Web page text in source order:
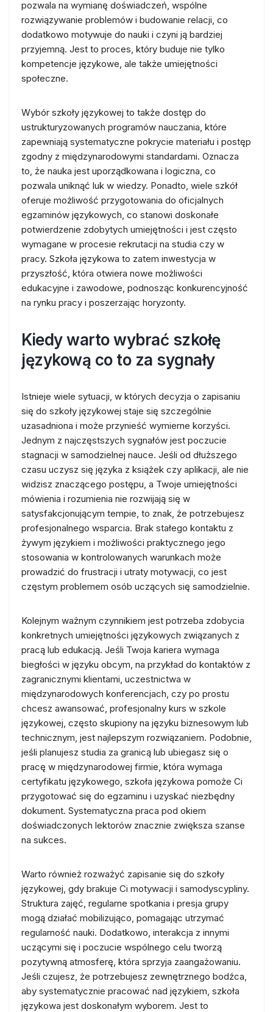
pozwala na wymianę doświadczeń, wspólne
rozwiązywanie problemów i budowanie relacji, co
dodatkowo motywuje do nauki i czyni ją bardziej
przyjemną. Jest to proces, który buduje nie tylko
kompetencje językowe, ale także umiejętności
społeczne.
Wybór szkoły językowej to także dostęp do
ustrukturyzowanych programów nauczania, które
zapewniają systematyczne pokrycie materiału i postęp
zgodny z międzynarodowymi standardami. Oznacza
to, że nauka jest uporządkowana i logiczna, co
pozwala uniknąć luk w wiedzy. Ponadto, wiele szkół
oferuje możliwość przygotowania do oficjalnych
egzaminów językowych, co stanowi doskonałe
potwierdzenie zdobytych umiejętności i jest często
wymagane w procesie rekrutacji na studia czy w
pracy. Szkoła językowa to zatem inwestycja w
przyszłość, która otwiera nowe możliwości
edukacyjne i zawodowe, podnosząc konkurencyjność
na rynku pracy i poszerzając horyzonty.
Kiedy warto wybrać szkołę
językową co to za sygnały
Istnieje wiele sytuacji, w których decyzja o zapisaniu
się do szkoły językowej staje się szczególnie
uzasadniona i może przynieść wymierne korzyści.
Jednym z najczęstszych sygnałów jest poczucie
stagnacji w samodzielnej nauce. Jeśli od dłuższego
czasu uczysz się języka z książek czy aplikacji, ale nie
widzisz znaczącego postępu, a Twoje umiejętności
mówienia i rozumienia nie rozwijają się w
satysfakcjonującym tempie, to znak, że potrzebujesz
profesjonalnego wsparcia. Brak stałego kontaktu z
żywym językiem i możliwości praktycznego jego
stosowania w kontrolowanych warunkach może
prowadzić do frustracji i utraty motywacji, co jest
częstym problemem osób uczących się samodzielnie.
Kolejnym ważnym czynnikiem jest potrzeba zdobycia
konkretnych umiejętności językowych związanych z
pracą lub edukacją. Jeśli Twoja kariera wymaga
biegłości w języku obcym, na przykład do kontaktów z
zagranicznymi klientami, uczestnictwa w
międzynarodowych konferencjach, czy po prostu
chcesz awansować, profesjonalny kurs w szkole
językowej, często skupiony na języku biznesowym lub
technicznym, jest najlepszym rozwiązaniem. Podobnie,
jeśli planujesz studia za granicą lub ubiegasz się o
pracę w międzynarodowej firmie, która wymaga
certyfikatu językowego, szkoła językowa pomoże Ci
przygotować się do egzaminu i uzyskać niezbędny
dokument. Systematyczna praca pod okiem
doświadczonych lektorów znacznie zwiększa szanse
na sukces.
Warto również rozważyć zapisanie się do szkoły
językowej, gdy brakuje Ci motywacji i samodyscypliny.
Struktura zajęć, regularne spotkania i presja grupy
mogą działać mobilizująco, pomagając utrzymać
regularność nauki. Dodatkowo, interakcja z innymi
uczącymi się i poczucie wspólnego celu tworzą
pozytywną atmosferę, która sprzyja zaangażowaniu.
Jeśli czujesz, że potrzebujesz zewnętrznego bodźca,
aby systematycznie pracować nad językiem, szkoła
językowa jest doskonałym wyborem. Jest to